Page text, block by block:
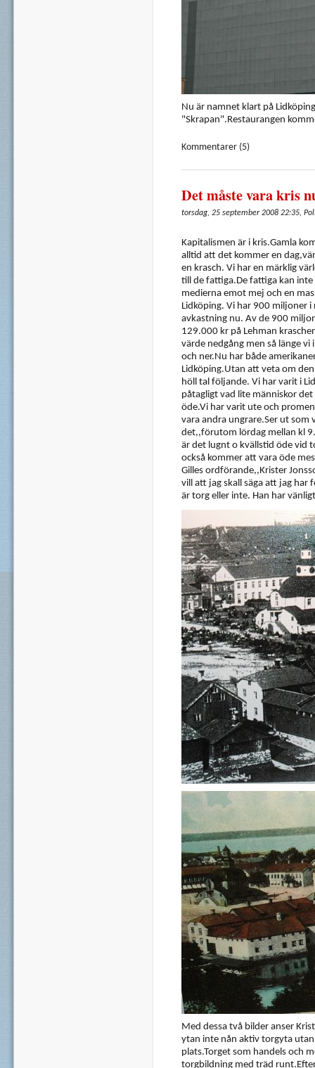
Nu är namnet klart på
"Skrapan".Restaurangen
Kommentarer (5)
Det måste vara kris
torsdag, 25 september 2008 22:35,
Kapitalismen är i kris.Gamla
alltid att det kommer en
en krasch. Vi har en märklig
till de fattiga.De fattiga kan
medierna emot mej och en
Lidköping. Vi har 900 miljoner
avkastning nu. Av de 900
129.000 kr på Lehman
värde nedgång men så länge
och ner.Nu har både
Lidköping.Utan att veta om
höll tal följande. Vi har varit i
påtagligt vad lite människor
öde.Vi har varit ute och
vara andra ungrare.Ser ut som
det,,förutom lördag mellan kl
är det lugnt o kvällstid öde vid
också kommer att vara öde
Gilles ordförande,,Krister
vill att jag skall säga att jag
är torg eller inte. Han har
Med dessa två bilder anser
ytan inte nån aktiv torgyta
plats.Torget som handels och
torgbildning med träd